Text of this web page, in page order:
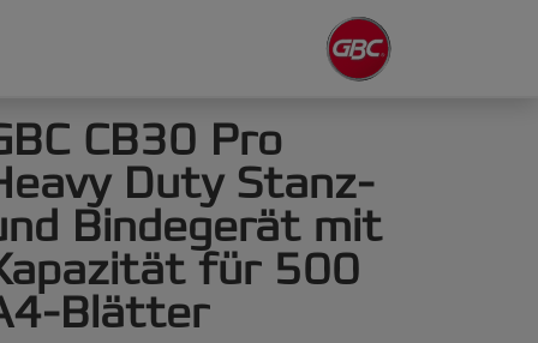
CB30 Pro
Duty Stanz-
Bindegerät mit
für 500
Blätter